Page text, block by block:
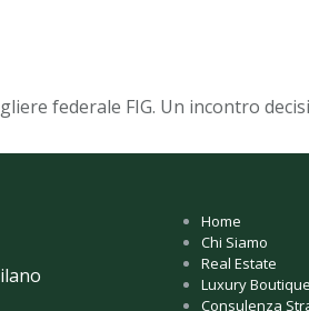
federale FIG. Un incontro
Home
Chi Siamo
Real Estate
Luxury Boutique
Consulenza